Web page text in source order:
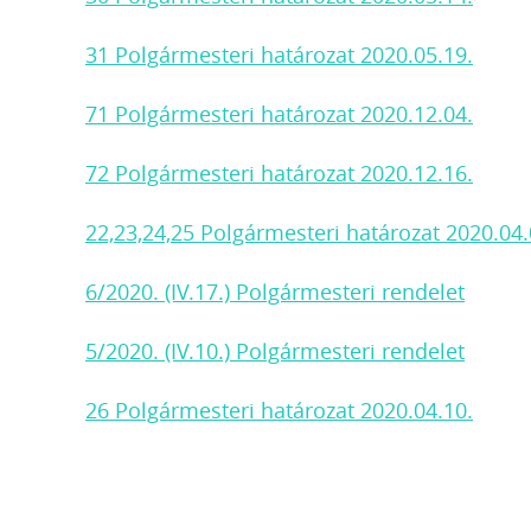
31 Polgármesteri határozat 2020.05.19.
71 Polgármesteri határozat 2020.12.04.
72 Polgármesteri határozat 2020.12.16.
22,23,24,25 Polgármesteri határozat
6/2020. (IV.17.) Polgármesteri rendelet
5/2020. (IV.10.) Polgármesteri rendelet
26 Polgármesteri határozat 2020.04.10.